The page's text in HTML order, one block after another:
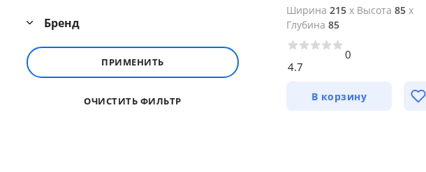
Бренд
ПРИМЕНИТЬ
ОЧИСТИТЬ ФИЛЬТР
Ширина 215 x Высота 85 x
Глубина 85
4.7
0
В корзину